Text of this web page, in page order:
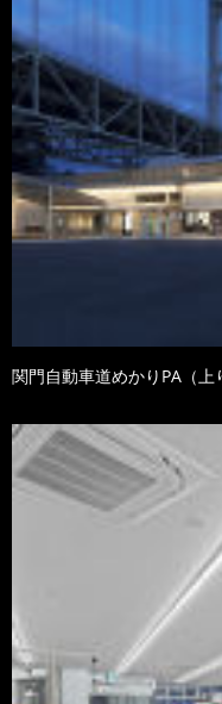
関門自動車道めかりPA（上